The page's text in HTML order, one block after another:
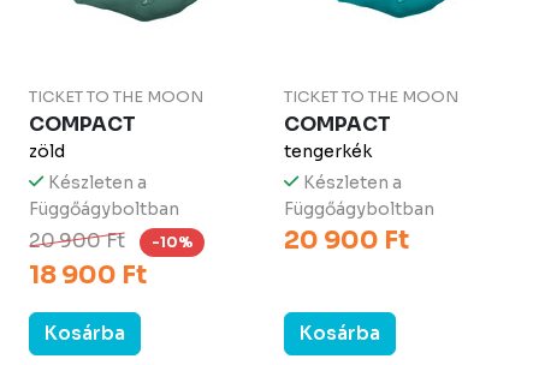
TICKET TO THE MOON
COMPACT
zöld
Készleten a
Függőágyboltban
20 900 Ft -10%
18 900 Ft
Kosárba
TICKET TO THE MOON
COMPACT
tengerkék
Készleten a
Függőágyboltban
20 900 Ft
Kosárba